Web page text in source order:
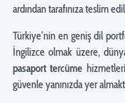
ardından tarafınıza teslim
Türkiye’nin en geniş dil
İngilizce olmak üzere,
pasaport tercüme
güvenle yanınızda yer